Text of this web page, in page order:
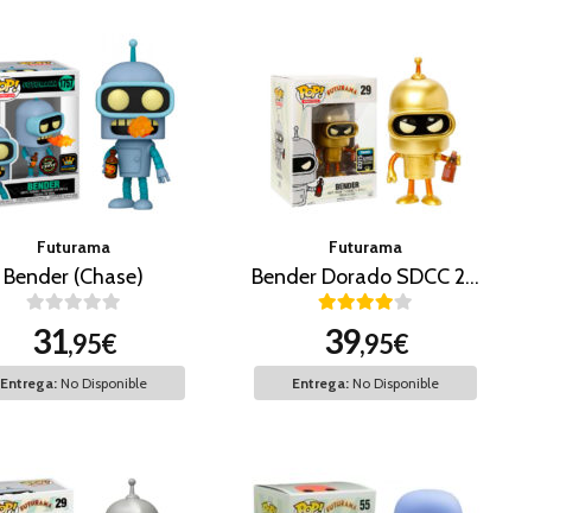
Futurama
Bender (Chase)
31,95€
Entrega: No Disponible
Futurama
Bender Dorado SDCC 2015
39,95€
Entrega: No Disponible